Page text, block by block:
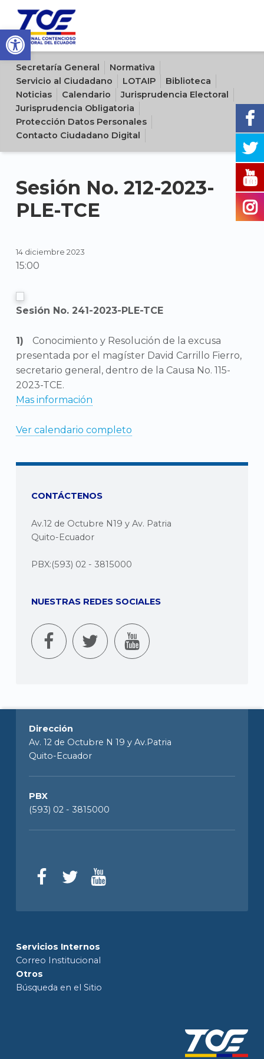
Open toolbar
Sitio oficial del Tribunal Contencioso Electoral del Ecuador
Secretaría General
Normativa
Servicio al Ciudadano
LOTAIP
Biblioteca
Noticias
Calendario
Jurisprudencia Electoral
Jurisprudencia Obligatoria
Protección Datos Personales
Contacto Ciudadano Digital
Sesión No. 212-2023-
PLE-TCE
14 diciembre 2023
15:00
Sesión No. 241-2023-PLE-TCE
Conocimiento y Resolución de la excusa
presentada por el magíster David Carrillo Fierro,
secretario general, dentro de la Causa No. 115-
2023-TCE.
Mas información
Ver calendario completo
CONTÁCTENOS
Av.12 de Octubre N19 y Av. Patria
Quito-Ecuador
PBX:(593) 02 - 3815000
NUESTRAS REDES SOCIALES
Dirección
Av. 12 de Octubre N 19 y Av.Patria
Quito-Ecuador
PBX
(593) 02 - 3815000
Servicios Internos
Correo Institucional
Otros
Búsqueda en el Sitio